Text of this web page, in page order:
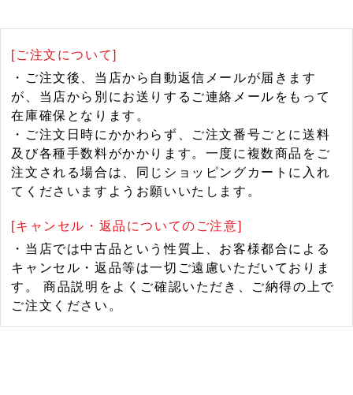
[ご注文について]
・ご注文後、当店から自動返信メールが届きます
が、当店から別にお送りするご連絡メールをもって
在庫確保となります。
・ご注文日時にかかわらず、ご注文番号ごとに送料
及び各種手数料がかかります。一度に複数商品をご
注文される場合は、同じショッピングカートに入れ
てくださいますようお願いいたします。
[キャンセル・返品についてのご注意]
・当店では中古品という性質上、お客様都合による
キャンセル・返品等は一切ご遠慮いただいておりま
す。 商品説明をよくご確認いただき、ご納得の上で
ご注文ください。